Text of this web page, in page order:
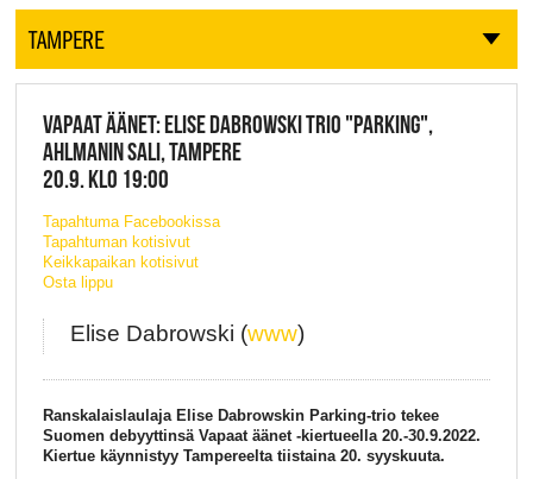
TAMPERE
VAPAAT ÄÄNET: ELISE DABROWSKI TRIO "PARKING",
AHLMANIN SALI, TAMPERE
20.9. KLO 19:00
Tapahtuma Facebookissa
Tapahtuman kotisivut
Keikkapaikan kotisivut
Osta lippu
Elise Dabrowski (www)
Ranskalaislaulaja Elise Dabrowskin Parking-trio tekee
Suomen debyyttinsä Vapaat äänet -kiertueella 20.-30.9.2022.
Kiertue käynnistyy Tampereelta tiistaina 20. syyskuuta.